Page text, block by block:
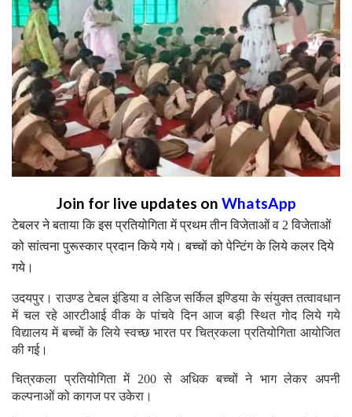
Join for live updates on WhatsApp
टेबलर ने बताया कि इस प्रतियोगिता में प्रथम तीन विजेताओं व 2 विजेताओं
को सांत्वना पुरूस्कार प्रदान किये गये। बच्चों को पेन्टिंग के लिये कलर दिये
गये।
उदयपुर। राउण्ड टेबल इंडिया व लेडिज सर्किल इण्डिया के संयुक्त तत्वावधान
में चल रहे आरटीआई वीक के पांचवे दिन आज बड़ी स्थित गोद लिये गये
विद्यालय में बच्चों के लिये स्वच्छ भारत पर चित्रकला प्रतियोगिता आयोजित
की गई।
चित्रकला प्रतियोगिता में 200 से अधिक बच्चों ने भाग लेकर अपनी
कल्पनाओं को कागज पर उकेरा।